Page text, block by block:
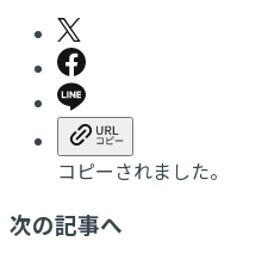
コピーされました。
次の記事へ